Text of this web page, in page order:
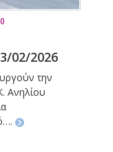
02/2026
την
Ανηλίου